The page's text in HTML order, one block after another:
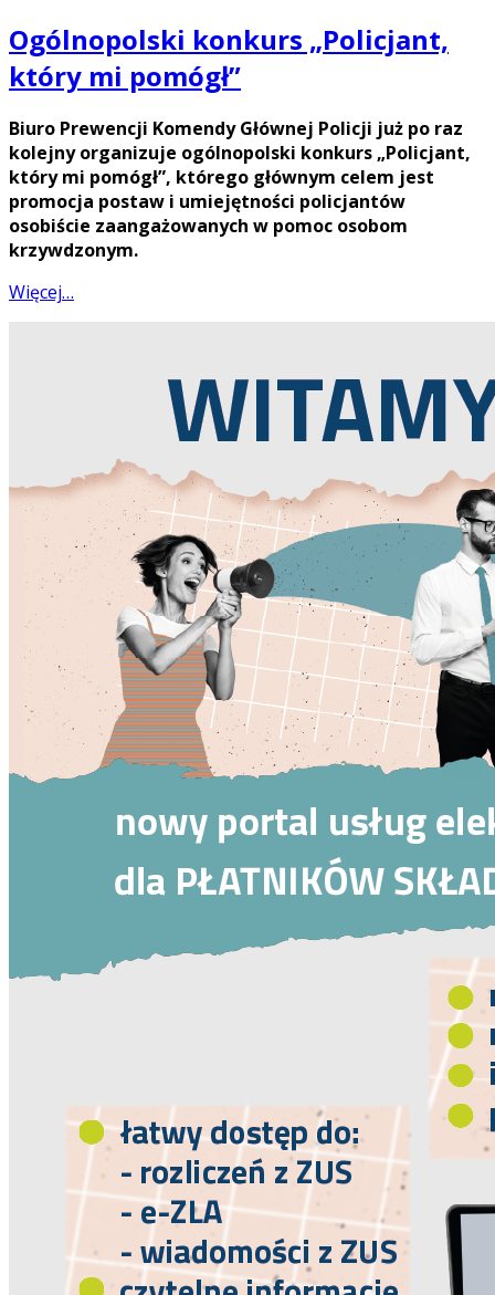
Ogólnopolski konkurs „Policjant,
który mi pomógł”
Biuro Prewencji Komendy Głównej Policji już po raz
kolejny organizuje ogólnopolski konkurs „Policjant,
który mi pomógł”, którego głównym celem jest
promocja postaw i umiejętności policjantów
osobiście zaangażowanych w pomoc osobom
krzywdzonym.
Więcej…